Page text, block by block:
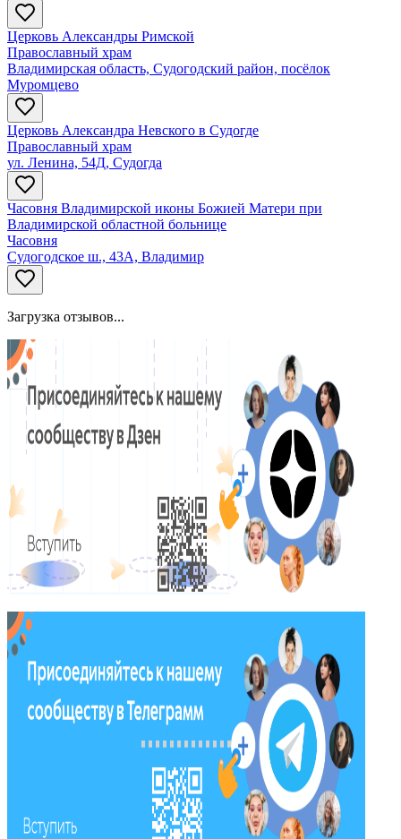
Церковь Александры Римской
Православный храм
Владимирская область, Судогодский район, посёлок
Муромцево
Церковь Александра Невского в Судогде
Православный храм
ул. Ленина, 54Д, Судогда
Часовня Владимирской иконы Божией Матери при
Владимирской областной больнице
Часовня
Судогодское ш., 43А, Владимир
Загрузка отзывов...